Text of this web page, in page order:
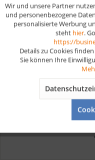
MP3 Hörbuch
Prüfungsvorbereitung
MP3 Sofortdownload
Vorbereitung auf deine
Funktionale
Wir und unsere Partner
und personenbezogene
personalisierte Werbung
steht hier.
https://
Details zu Cookies
Sie können Ihre